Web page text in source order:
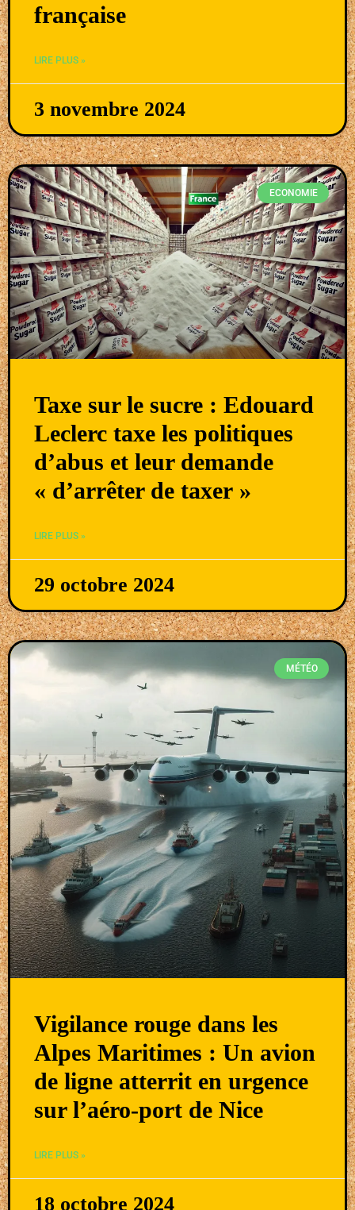
française
LIRE PLUS »
3 novembre 2024
ECONOMIE
Taxe sur le sucre : Edouard
Leclerc taxe les politiques
d’abus et leur demande
« d’arrêter de taxer »
LIRE PLUS »
29 octobre 2024
MÉTÉO
Vigilance rouge dans les
Alpes Maritimes : Un avion
de ligne atterrit en urgence
sur l’aéro-port de Nice
LIRE PLUS »
18 octobre 2024